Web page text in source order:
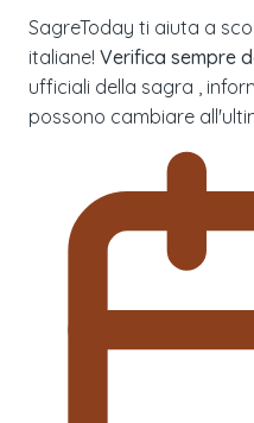
SagreToday ti aiuta a
italiane! Verifica sempre
ufficiali della sagra ,
possono cambiare